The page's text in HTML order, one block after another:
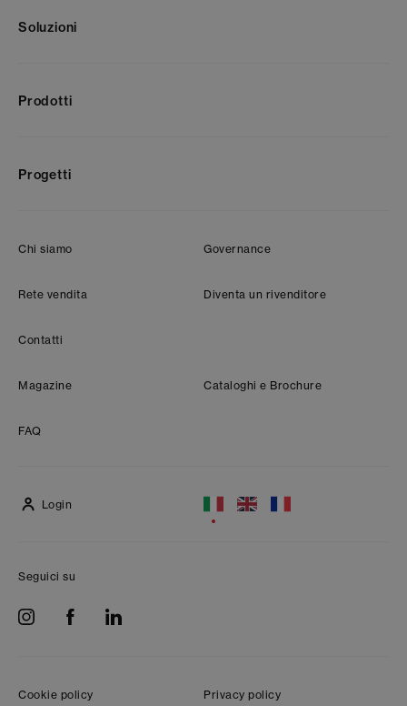
Soluzioni
Prodotti
Progetti
Chi siamo Governance
Rete vendita Diventa un rivenditore
Contatti
Magazine Cataloghi e Brochure
FAQ
Login
Seguici su
Cookie policy Privacy policy